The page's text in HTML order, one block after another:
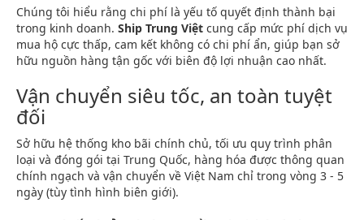
Chúng tôi hiểu rằng chi phí là yếu tố quyết định thành bại
trong kinh doanh. Ship Trung Việt cung cấp mức phí dịch vụ
mua hộ cực thấp, cam kết không có chi phí ẩn, giúp bạn sở
hữu nguồn hàng tận gốc với biên độ lợi nhuận cao nhất.
Vận chuyển siêu tốc, an toàn tuyệt
đối
Sở hữu hệ thống kho bãi chính chủ, tối ưu quy trình phân
loại và đóng gói tại Trung Quốc, hàng hóa được thông quan
chính ngạch và vận chuyển về Việt Nam chỉ trong vòng 3 - 5
ngày (tùy tình hình biên giới).